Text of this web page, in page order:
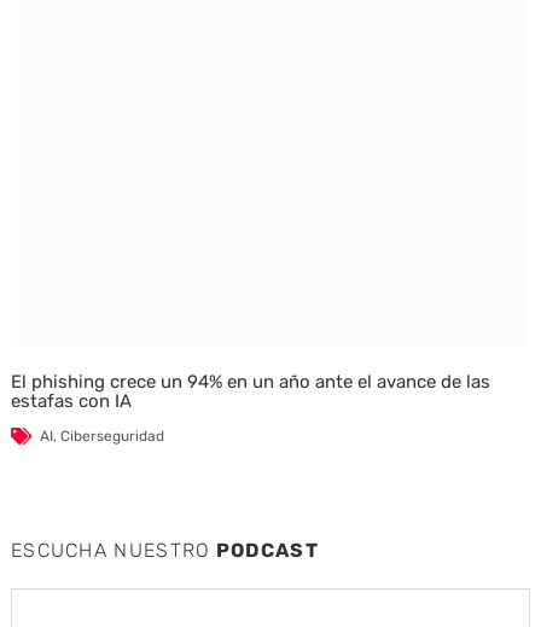
El phishing crece un 94% en un año ante el avance de las
estafas con IA
AI, Ciberseguridad
ESCUCHA NUESTRO PODCAST